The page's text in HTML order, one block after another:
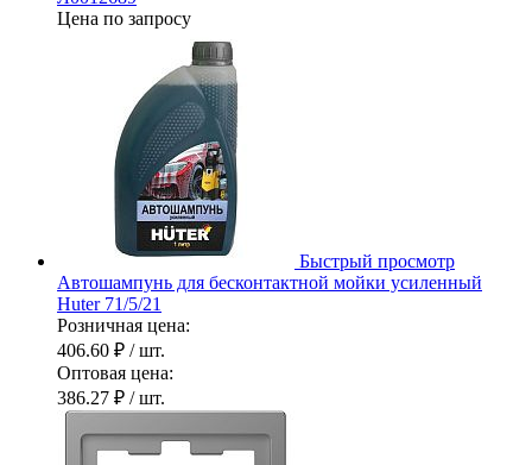
Цена по запросу
Быстрый просмотр
Автошампунь для бесконтактной мойки усиленный
Huter 71/5/21
Розничная цена:
406.60 ₽ / шт.
Оптовая цена:
386.27 ₽ / шт.